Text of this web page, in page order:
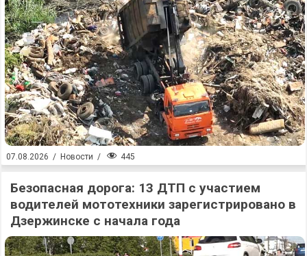
07.08.2026 / Новости / 445
Безопасная дорога: 13 ДТП с участием
водителей мототехники зарегистрировано в
Дзержинске с начала года